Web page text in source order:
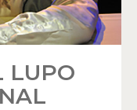
LUPO